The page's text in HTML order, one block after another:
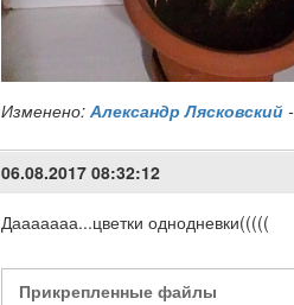
Изменено: Александр Лясковский-
06.08.2017 08:32:12
Дааааааа...цветки однодневки(((((
Прикрепленные файлы